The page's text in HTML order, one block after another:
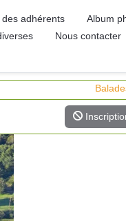
des adhérents
Album
Nous contacter